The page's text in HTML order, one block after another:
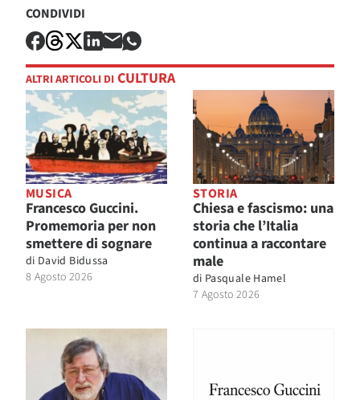
CONDIVIDI
ALTRI ARTICOLI DI CULTURA
MUSICA
Francesco Guccini.
Promemoria per non
smettere di sognare
di David Bidussa
8 Agosto 2026
STORIA
Chiesa e fascismo: una
storia che l’Italia
continua a raccontare
male
di Pasquale Hamel
7 Agosto 2026